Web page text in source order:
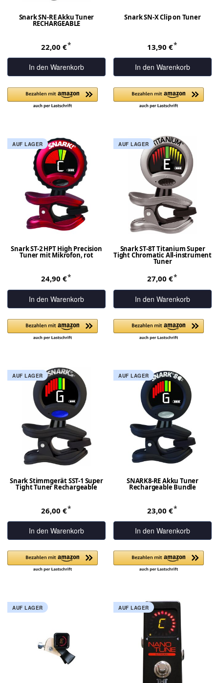
Snark SN-RE Akku Tuner
RECHARGEABLE
22,00 €*
In den Warenkorb
Snark SN-X Clip on Tuner
13,90 €*
In den Warenkorb
AUF LAGER
Snark ST-2 HPT High Precision
Tuner mit Mikrofon, rot
24,90 €*
In den Warenkorb
AUF LAGER
Snark ST-8T Titanium Super
Tight Chromatic All-instrument
Tuner
27,00 €*
In den Warenkorb
AUF LAGER
Snark Stimmgerät SST-1 Super
Tight Tuner Rechargeable
26,00 €*
In den Warenkorb
AUF LAGER
SNARK8-RE Akku Tuner
Rechargeable Bundle
23,00 €*
In den Warenkorb
AUF LAGER AUF LAGER